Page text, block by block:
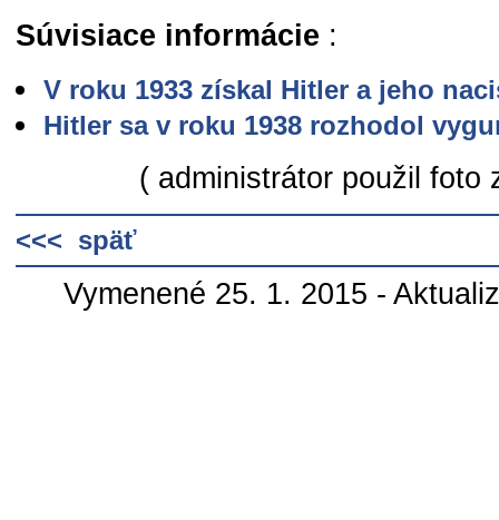
Súvisiace informácie :
V roku 1933 získal Hitler a jeho
Hitler sa v roku 1938 rozhodol
( administrátor použil foto
<<< späť
Vymenené 25. 1. 2015 -